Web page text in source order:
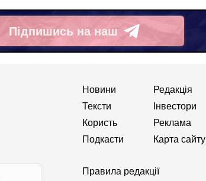
Підпишись на наш
Telegram
Новини
Тексти
Користь
Подкасти
Редакція
Інвестори
Реклама
Карта сайту
Правила редакції